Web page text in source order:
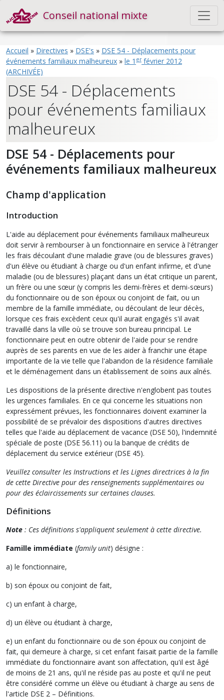
Conseil national mixte
Accueil » Directives » DSE's » DSE 54 - Déplacements pour
événements familiaux malheureux » le 1 erfévrier 2012
(ARCHIVÉE)
DSE 54 - Déplacements
pour événements familiaux
malheureux
DSE 54 - Déplacements pour
événements familiaux malheureux
Champ d'application
Introduction
L'aide au déplacement pour événements familiaux malheureux
doit servir à rembourser à un fonctionnaire en service à l'étranger
les frais découlant d'une maladie grave (ou de blessures graves)
d'un élève ou étudiant à charge ou d'un enfant infirme, et d'une
maladie (ou de blessures) plaçant dans un état critique un parent,
un frère ou une sœur (y compris les demi-frères et demi-sœurs)
du fonctionnaire ou de son époux ou conjoint de fait, ou un
membre de la famille immédiate, ou découlant de leur décès,
lorsque ces frais excèdent ceux qu'il aurait engagés s'il avait
travaillé dans la ville où se trouve son bureau principal. Le
fonctionnaire peut en outre obtenir de l'aide pour se rendre
auprès de ses parents en vue de les aider à franchir une étape
importante de la vie telle que l'abandon de la résidence familiale
et le déménagement dans un établissement de soins aux aînés.
Les dispositions de la présente directive n'englobent pas toutes
les urgences familiales. En ce qui concerne les situations non
expressément prévues, les fonctionnaires doivent examiner la
possibilité de se prévaloir des dispositions d'autres directives
telles que l'aide au déplacement de vacance (DSE 50), l'indemnité
spéciale de poste (DSE 56.11) ou la banque de crédits de
déplacement du service extérieur (DSE 45).
Veuillez consulter les Instructions et les Lignes directrices à la fin
de cette Directive pour des renseignements supplémentaires ou
pour des éclaircissements sur certaines clauses.
Définitions
Note : Ces définitions s'appliquent seulement à cette directive.
Famille immédiate (family unit) désigne :
a) le fonctionnaire,
b) son époux ou conjoint de fait,
c) un enfant à charge,
d) un élève ou étudiant à charge,
e) un enfant du fonctionnaire ou de son époux ou conjoint de
fait, qui demeure à charge, si cet enfant faisait partie de la famille
immédiate du fonctionnaire avant son affectation, qu'il est âgé
de moins de 21 ans, qu'il ne réside pas au poste et qu'il ne peut
être considéré comme un élève ou étudiant à charge au sens de
l'article DSE 2 – Définitions.